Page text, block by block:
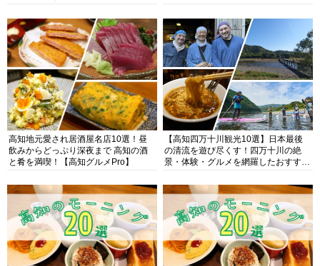
高知地元愛され居酒屋名店10選！昼
飲みからどっぷり深夜まで 高知の酒
と肴を満喫！【高知グルメPro】
【高知四万十川観光10選】日本最後
の清流を遊び尽くす！四万十川の絶
景・体験・グルメを網羅したおすすめ